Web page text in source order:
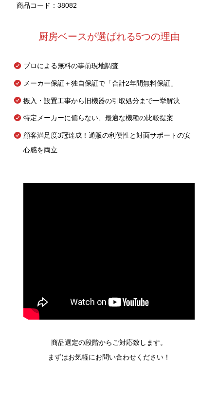
商品コード：38082
厨房ベースが選ばれる5つの理由
プロによる無料の事前現地調査
メーカー保証＋独自保証で「合計2年間無料保証」
搬入・設置工事から旧機器の引取処分まで一挙解決
特定メーカーに偏らない、最適な機種の比較提案
顧客満足度3冠達成！通販の利便性と対面サポートの安
心感を両立
商品選定の段階からご対応致します。
まずはお気軽にお問い合わせください！